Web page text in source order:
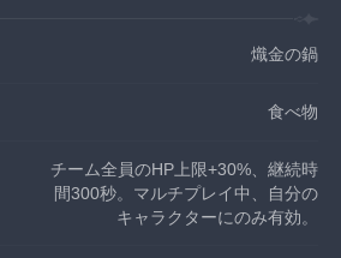
熾金の鍋
食べ物
チーム全員のHP上限+30%、継続時
間300秒。マルチプレイ中、自分の
キャラクターにのみ有効。